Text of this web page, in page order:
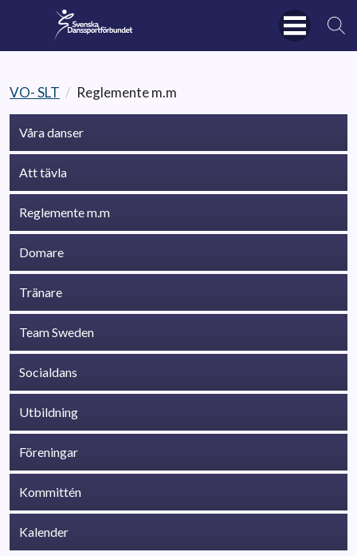
VO- SLT / Reglemente m.m
Våra danser
Att tävla
Reglemente m.m
Domare
Tränare
Team Sweden
Socialdans
Utbildning
Föreningar
Kommittén
Kalender